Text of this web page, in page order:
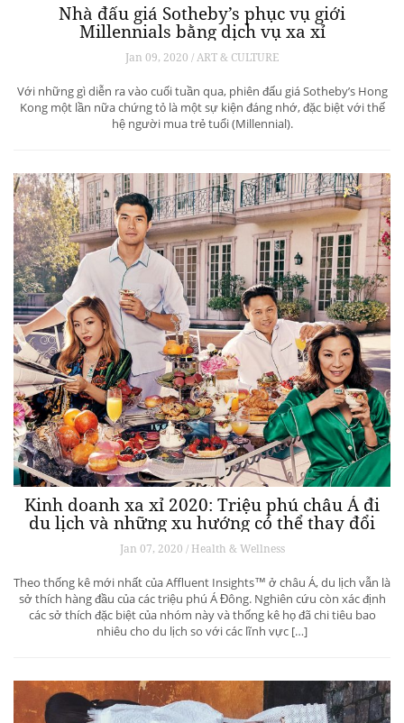
Nhà đấu giá Sotheby’s phục vụ giới
Millennials bằng dịch vụ xa xỉ
Jan 09, 2020 / ART & CULTURE
Với những gì diễn ra vào cuối tuần qua, phiên đấu giá Sotheby’s Hong
Kong một lần nữa chứng tỏ là một sự kiện đáng nhớ, đặc biệt với thế
hệ người mua trẻ tuổi (Millennial).
Kinh doanh xa xỉ 2020: Triệu phú châu Á đi
du lịch và những xu hướng có thể thay đổi
ngành du lịch thượng lưu
Jan 07, 2020 / Health & Wellness
Theo thống kê mới nhất của Affluent Insights™ ở châu Á, du lịch vẫn là
sở thích hàng đầu của các triệu phú Á Đông. Nghiên cứu còn xác định
các sở thích đặc biệt của nhóm này và thống kê họ đã chi tiêu bao
nhiêu cho du lịch so với các lĩnh vực […]